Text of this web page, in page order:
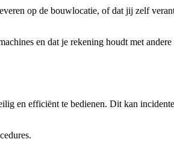
op de bouwlocatie, of dat jij zelf
en dat je rekening houdt met
en efficiënt te bedienen. Dit kan